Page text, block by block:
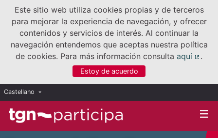
Este sitio web utiliza cookies propias y de terceros
para mejorar la experiencia de navegación, y ofrecer
contenidos y servicios de interés. Al continuar la
navegación entendemos que aceptas nuestra política
de cookies. Para más información consulta aquí
.
Estoy de acuerdo
Castellano Triar la llengua